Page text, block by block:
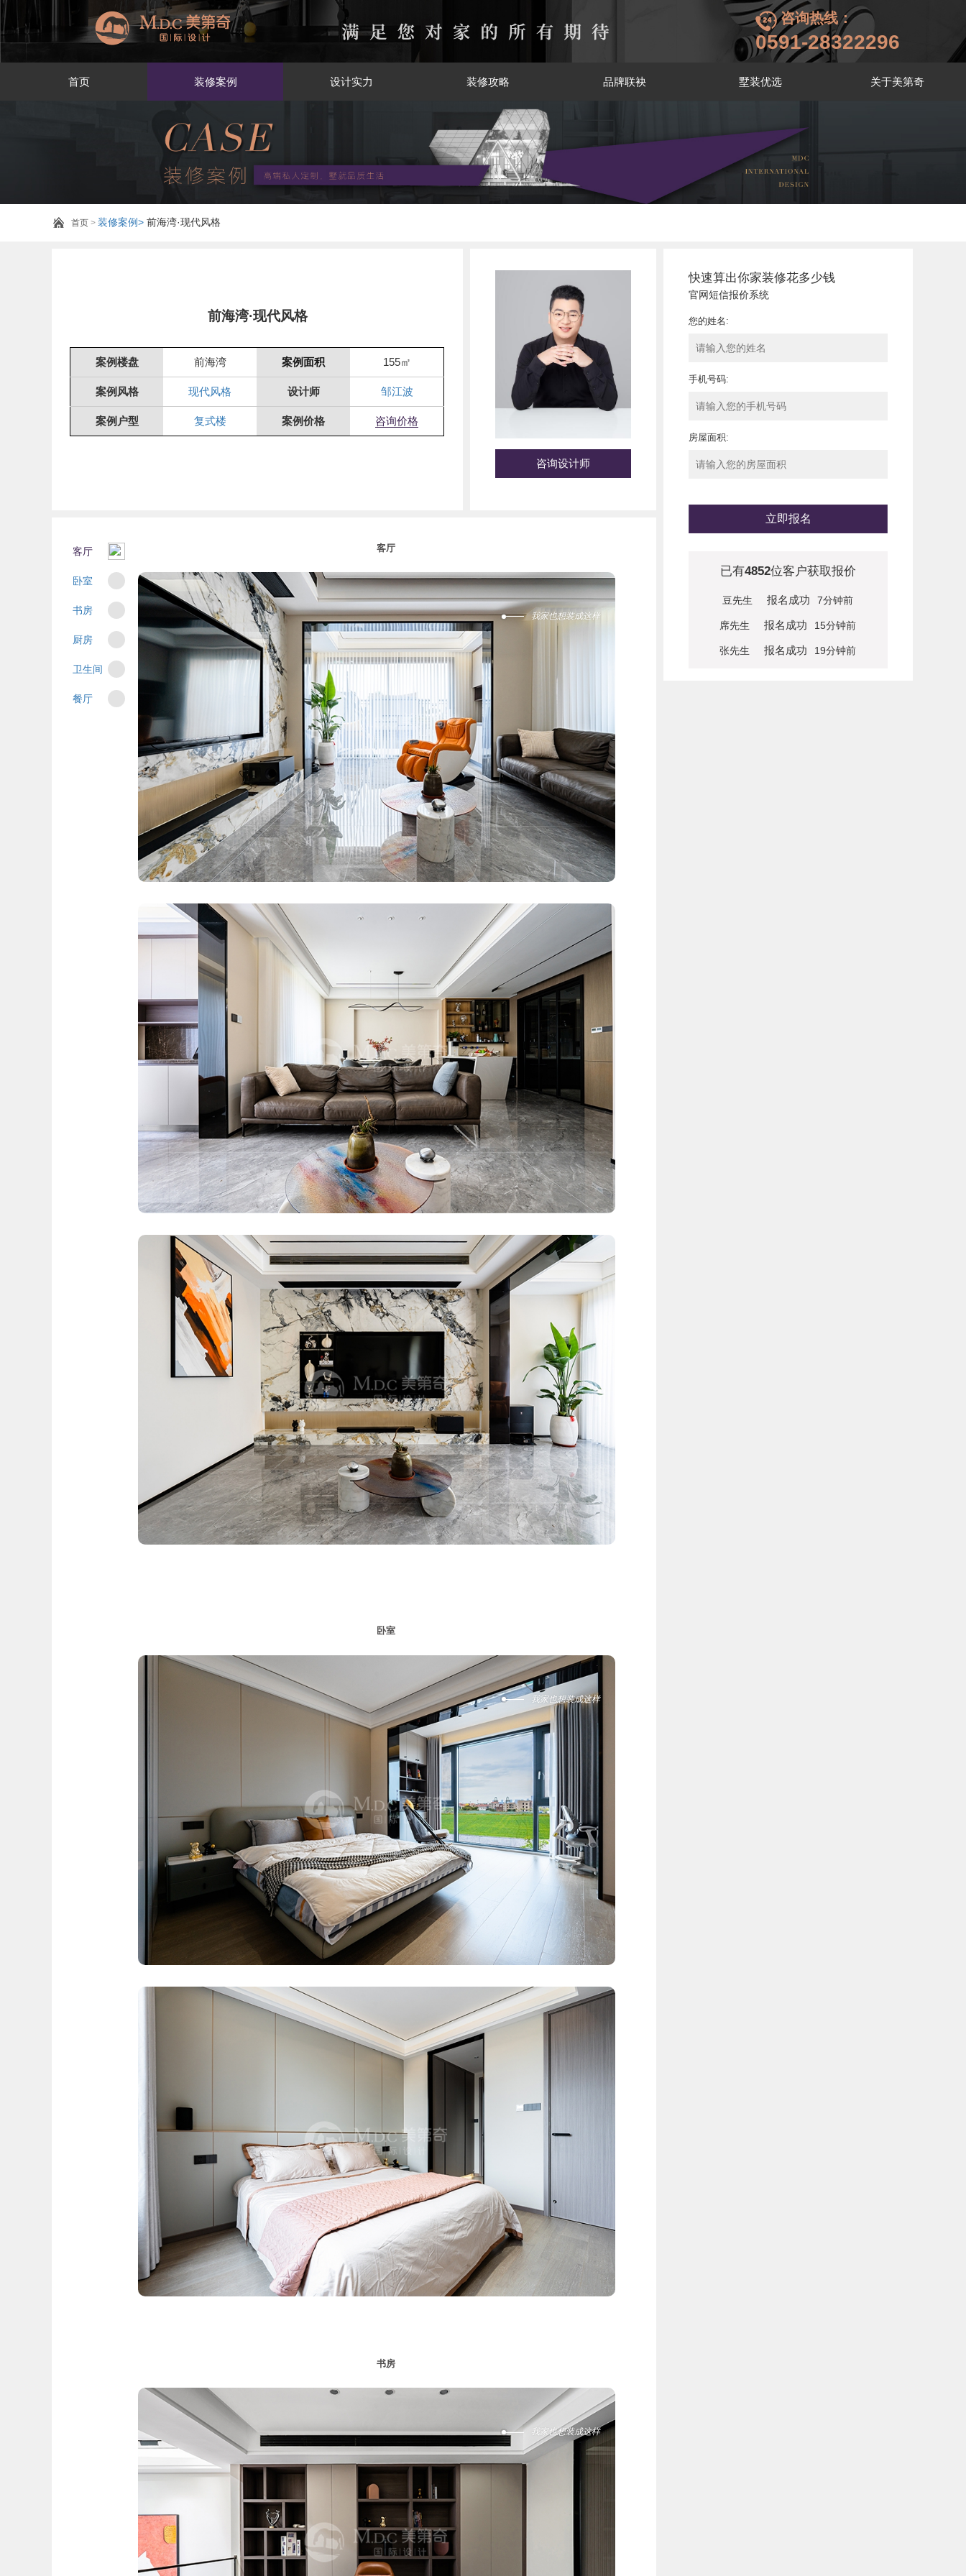
咨询热线：
0591-28322296
首页 装修案例 设计实力 装修攻略 品牌联袂 墅装优选 关于美第奇
首页 > 装修案例> 前海湾·现代风格
前海湾·现代风格
案例楼盘 前海湾 案例面积 155㎡
案例风格 现代风格 设计师 邹江波
案例户型 复式楼 案例价格 咨询价格
咨询设计师
客厅
卧室
书房
厨房
卫生间
餐厅
客厅
我家也想装成这样
卧室
我家也想装成这样
书房
我家也想装成这样
快速算出你家装修花多少钱
官网短信报价系统
您的姓名:
手机号码:
房屋面积:
立即报名
已有4852位客户获取报价
豆先生 报名成功 7分钟前
席先生 报名成功 15分钟前
张先生 报名成功 19分钟前